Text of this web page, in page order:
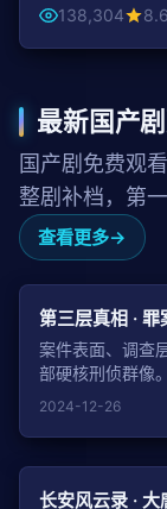
喜剧。
138,304 8.6
最新国产
国产剧免费观
整剧补档，第
查看更多
第三层真相 · 罪
案件表面、调查
部硬核刑侦群像。
2024-12-26
长安风云录 · 大